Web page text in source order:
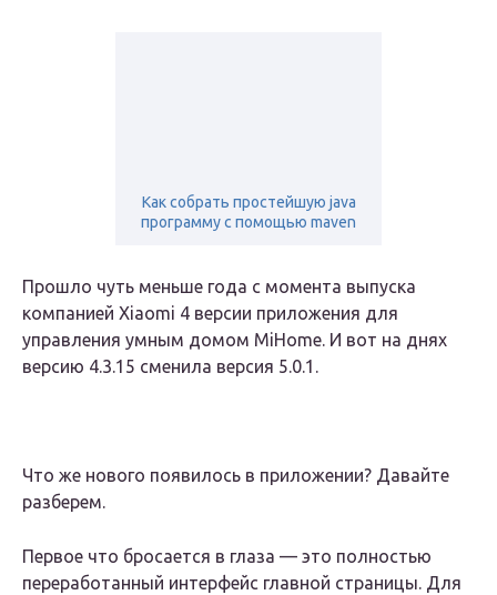
Как собрать простейшую java
программу с помощью maven
Прошло чуть меньше года с момента выпуска
компанией Xiaomi 4 версии приложения для
управления умным домом MiHome. И вот на днях
версию 4.3.15 сменила версия 5.0.1.
Что же нового появилось в приложении? Давайте
разберем.
Первое что бросается в глаза — это полностью
переработанный интерфейс главной страницы. Для